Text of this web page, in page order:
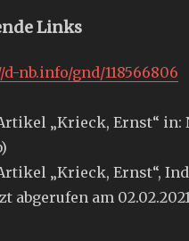
Links
nb.info/gnd/118566806
„Krieck, Ernst“ in:
„Krieck, Ernst“,
abgerufen am